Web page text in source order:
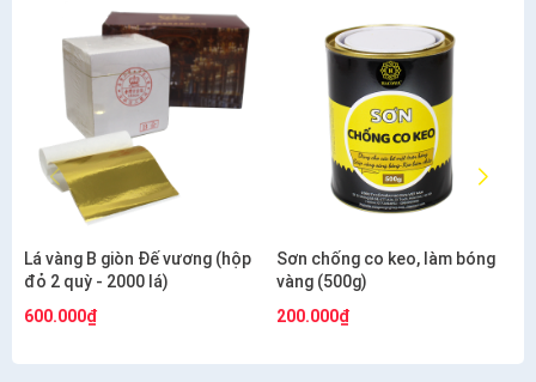
Lá vàng B giòn Đế vương (hộp
đỏ 2 quỳ - 2000 lá)
600.000₫
Sơn chống co keo, làm bóng
vàng (500g)
200.000₫